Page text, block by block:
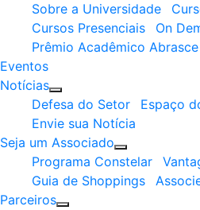
Sobre a Universidade
Cursos Presenciais
On
Prêmio Acadêmico Abrasce
Eventos
Notícias
Defesa do Setor
Espaço
Envie sua Notícia
Seja um Associado
Programa Constelar
Guia de Shoppings
Parceiros